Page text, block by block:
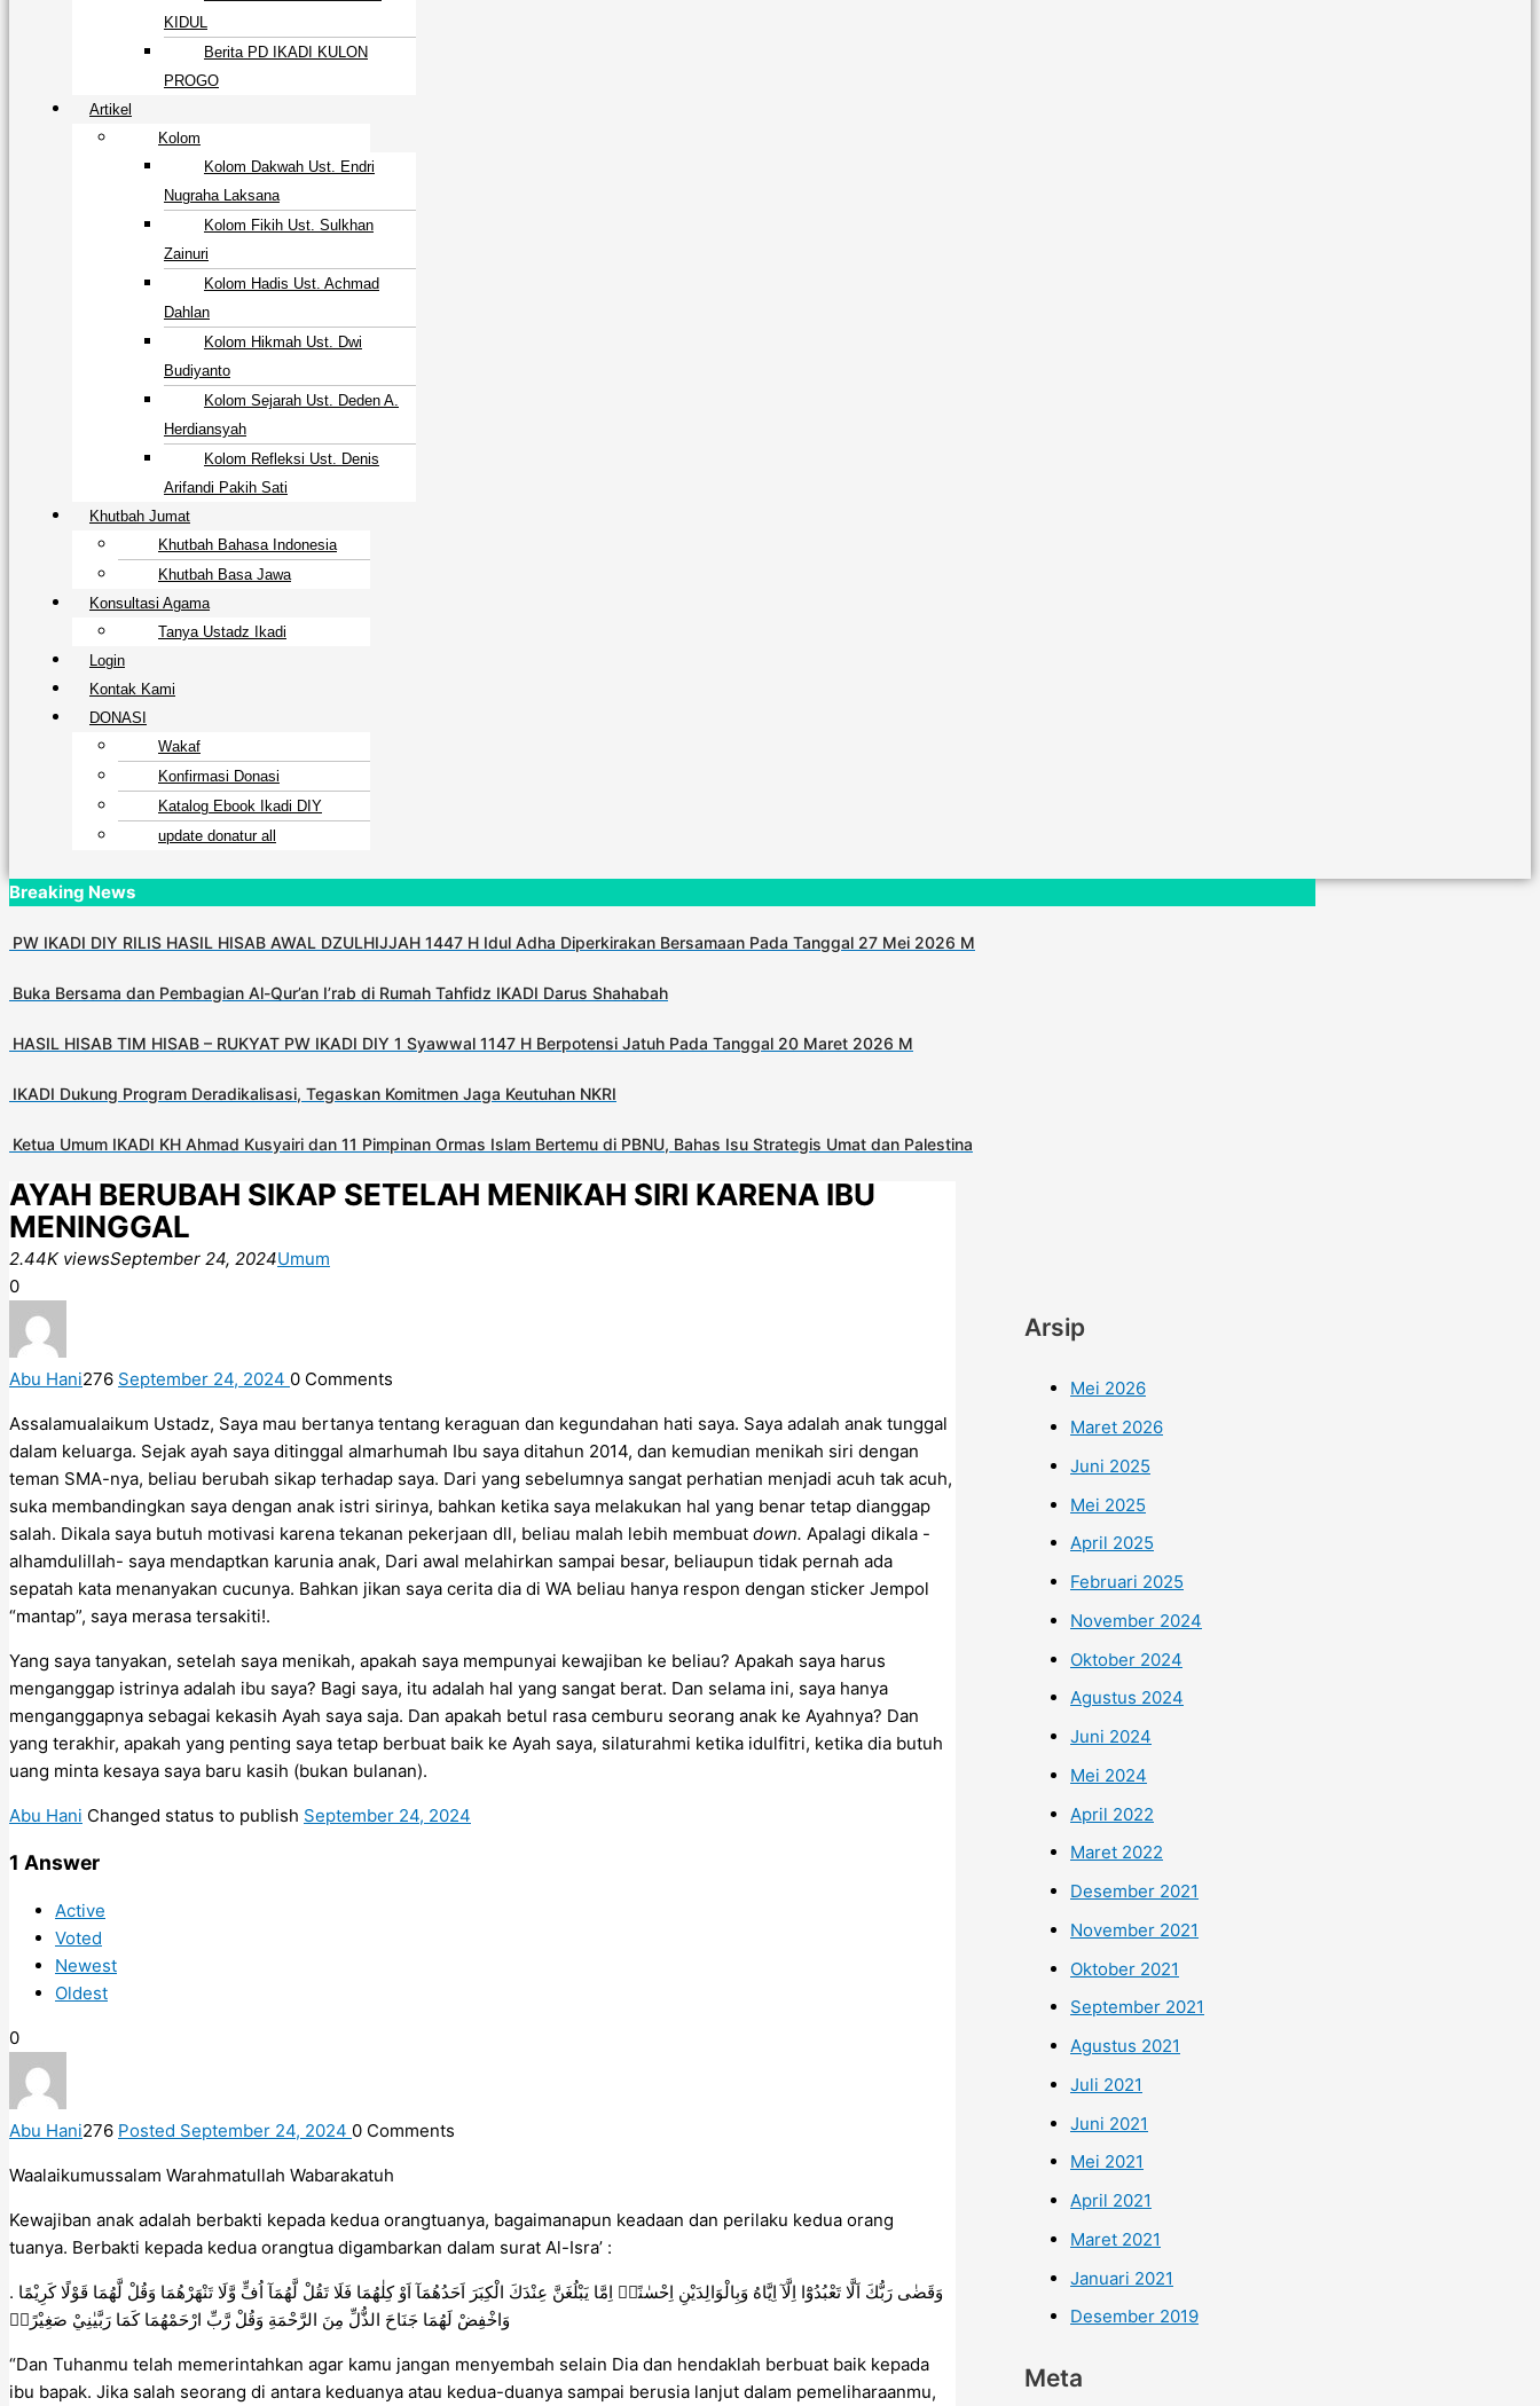
KIDUL
Berita PD IKADI KULON
PROGO
Artikel
Kolom
Kolom Dakwah Ust. Endri
Nugraha Laksana
Kolom Fikih Ust. Sulkhan
Zainuri
Kolom Hadis Ust. Achmad
Dahlan
Kolom Hikmah Ust. Dwi
Budiyanto
Kolom Sejarah Ust. Deden A.
Herdiansyah
Kolom Refleksi Ust. Denis
Arifandi Pakih Sati
Khutbah Jumat
Khutbah Bahasa Indonesia
Khutbah Basa Jawa
Konsultasi Agama
Tanya Ustadz Ikadi
Login
Kontak Kami
DONASI
Wakaf
Konfirmasi Donasi
Katalog Ebook Ikadi DIY
update donatur all
Breaking News
PW IKADI DIY RILIS HASIL HISAB AWAL DZULHIJJAH 1447 H Idul Adha Diperkirakan Bersamaan Pada Tanggal 27 Mei 2026 M
Buka Bersama dan Pembagian Al-Qur’an I’rab di Rumah Tahfidz IKADI Darus Shahabah
HASIL HISAB TIM HISAB – RUKYAT PW IKADI DIY 1 Syawwal 1147 H Berpotensi Jatuh Pada Tanggal 20 Maret 2026 M
IKADI Dukung Program Deradikalisasi, Tegaskan Komitmen Jaga Keutuhan NKRI
Ketua Umum IKADI KH Ahmad Kusyairi dan 11 Pimpinan Ormas Islam Bertemu di PBNU, Bahas Isu Strategis Umat dan Palestina
AYAH BERUBAH SIKAP SETELAH MENIKAH SIRI KARENA IBU
MENINGGAL
2.44K viewsSeptember 24, 2024Umum
0
Abu Hani276 September 24, 2024 0 Comments
Assalamualaikum Ustadz, Saya mau bertanya tentang keraguan dan kegundahan hati saya. Saya adalah anak tunggal
dalam keluarga. Sejak ayah saya ditinggal almarhumah Ibu saya ditahun 2014, dan kemudian menikah siri dengan
teman SMA-nya, beliau berubah sikap terhadap saya. Dari yang sebelumnya sangat perhatian menjadi acuh tak acuh,
suka membandingkan saya dengan anak istri sirinya, bahkan ketika saya melakukan hal yang benar tetap dianggap
salah. Dikala saya butuh motivasi karena tekanan pekerjaan dll, beliau malah lebih membuat down. Apalagi dikala -
alhamdulillah- saya mendaptkan karunia anak, Dari awal melahirkan sampai besar, beliaupun tidak pernah ada
sepatah kata menanyakan cucunya. Bahkan jikan saya cerita dia di WA beliau hanya respon dengan sticker Jempol
“mantap”, saya merasa tersakiti!.
Yang saya tanyakan, setelah saya menikah, apakah saya mempunyai kewajiban ke beliau? Apakah saya harus
menganggap istrinya adalah ibu saya? Bagi saya, itu adalah hal yang sangat berat. Dan selama ini, saya hanya
menganggapnya sebagai kekasih Ayah saya saja. Dan apakah betul rasa cemburu seorang anak ke Ayahnya? Dan
yang terakhir, apakah yang penting saya tetap berbuat baik ke Ayah saya, silaturahmi ketika idulfitri, ketika dia butuh
uang minta kesaya saya baru kasih (bukan bulanan).
Abu Hani Changed status to publish September 24, 2024
1 Answer
Active
Voted
Newest
Oldest
0
Abu Hani276 Posted September 24, 2024 0 Comments
Waalaikumussalam Warahmatullah Wabarakatuh
Kewajiban anak adalah berbakti kepada kedua orangtuanya, bagaimanapun keadaan dan perilaku kedua orang
tuanya. Berbakti kepada kedua orangtua digambarkan dalam surat Al-Isra’ :
وَقَضٰى رَبُّكَ اَلَّا تَعْبُدُوْٓا اِلَّآ اِيَّاهُ وَبِالْوَالِدَيْنِ اِحْسٰنًاۗ اِمَّا يَبْلُغَنَّ عِنْدَكَ الْكِبَرَ اَحَدُهُمَآ اَوْ كِلٰهُمَا فَلَا تَقُلْ لَّهُمَآ اُفٍّ وَّلَا تَنْهَرْهُمَا وَقُلْ لَّهُمَا قَوْلًا كَرِيْمًا .
وَاخْفِضْ لَهُمَا جَنَاحَ الذُّلِّ مِنَ الرَّحْمَةِ وَقُلْ رَّبِّ ارْحَمْهُمَا كَمَا رَبَّيٰنِيْ صَغِيْرًاۗ
“Dan Tuhanmu telah memerintahkan agar kamu jangan menyembah selain Dia dan hendaklah berbuat baik kepada
ibu bapak. Jika salah seorang di antara keduanya atau kedua-duanya sampai berusia lanjut dalam pemeliharaanmu,
Arsip
Mei 2026
Maret 2026
Juni 2025
Mei 2025
April 2025
Februari 2025
November 2024
Oktober 2024
Agustus 2024
Juni 2024
Mei 2024
April 2022
Maret 2022
Desember 2021
November 2021
Oktober 2021
September 2021
Agustus 2021
Juli 2021
Juni 2021
Mei 2021
April 2021
Maret 2021
Januari 2021
Desember 2019
Meta